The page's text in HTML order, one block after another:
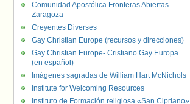
Comunidad Apostólica Fronteras Abiertas
Zaragoza
Creyentes Diverses
Gay Christian Europe (recursos y direcciones)
Gay Christian Europe- Cristiano Gay Europa
(en español)
Imágenes sagradas de William Hart McNichols
Institute for Welcoming Resources
Instituto de Formación religiosa «San Cipriano»